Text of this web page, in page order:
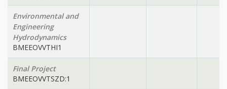
Environmental and
Engineering
Hydrodynamics
BMEEOVVTHI1
Final Project
BMEEOVVTSZD:1